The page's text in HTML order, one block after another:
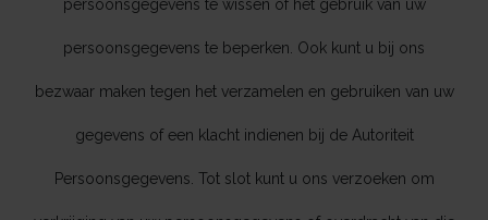
persoonsgegevens te wissen of het gebruik van uw
persoonsgegevens te beperken. Ook kunt u bij ons
bezwaar maken tegen het verzamelen en gebruiken van uw
gegevens of een klacht indienen bij de Autoriteit
Persoonsgegevens. Tot slot kunt u ons verzoeken om